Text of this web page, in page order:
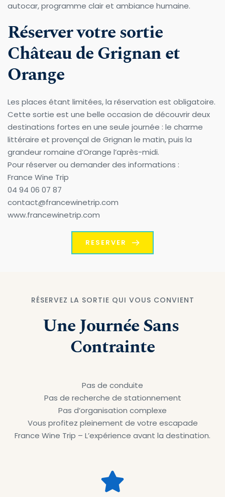
autocar, programme clair et ambiance humaine.
Réserver votre sortie
Château de Grignan et
Orange
Les places étant limitées, la réservation est obligatoire.
Cette sortie est une belle occasion de découvrir deux
destinations fortes en une seule journée : le charme
littéraire et provençal de Grignan le matin, puis la
grandeur romaine d’Orange l’après-midi.
Pour réserver ou demander des informations :
France Wine Trip
04 94 06 07 87
contact@francewinetrip.com
www.francewinetrip.com
RESERVER
RÉSERVEZ LA SORTIE QUI VOUS CONVIENT
Une Journée Sans
Contrainte
Pas de conduite
Pas de recherche de stationnement
Pas d’organisation complexe
Vous profitez pleinement de votre escapade
France Wine Trip – L’expérience avant la destination.